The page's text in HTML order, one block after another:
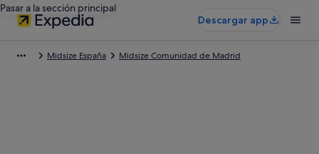
Pasar a la sección principal
Descargar app
Midsize España Midsize Comunidad de Madrid